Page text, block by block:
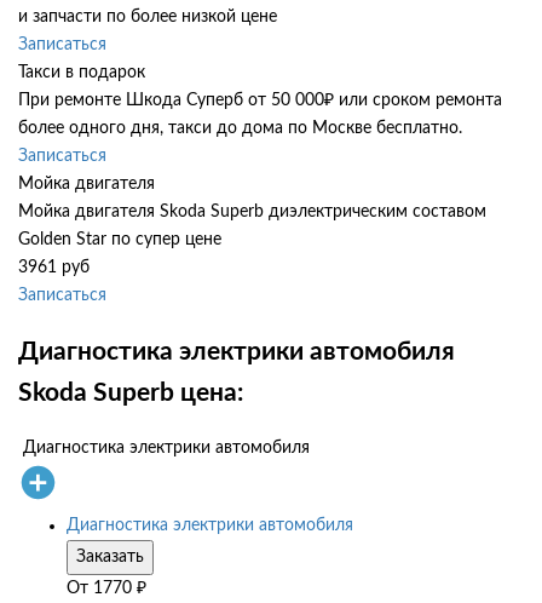
и запчасти по более низкой цене
Записаться
Такси в подарок
При ремонте Шкода Суперб от 50 000₽ или сроком ремонта
более одного дня, такси до дома по Москве бесплатно.
Записаться
Мойка двигателя
Мойка двигателя Skoda Superb диэлектрическим составом
Golden Star по супер цене
3961 руб
Записаться
Диагностика электрики автомобиля
Skoda Superb цена:
Диагностика электрики автомобиля
Диагностика электрики автомобиля
Заказать
От 1770 ₽